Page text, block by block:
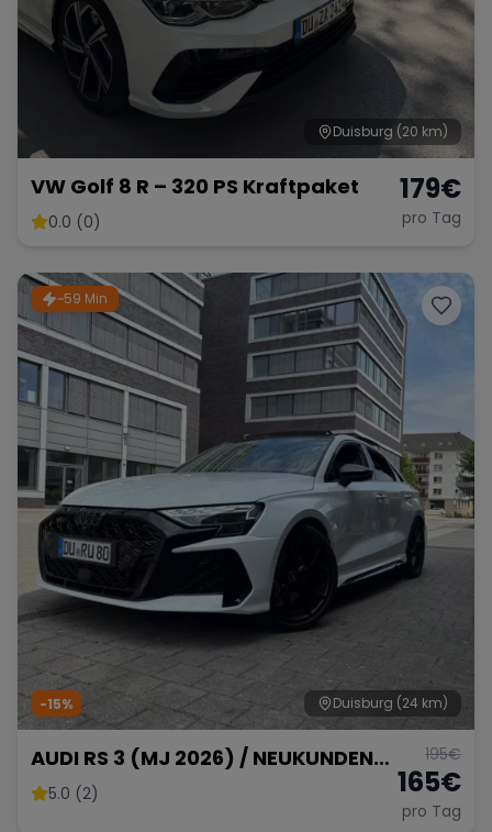
Duisburg (20 km)
VW Golf 8 R – 320 PS Kraftpaket
0.0 (0)
179€
pro Tag
~59 Min
Duisburg (24 km)
-15%
AUDI RS 3 (MJ 2026) / NEUKUNDEN
BONUS +50km !
5.0 (2)
195€
165€
pro Tag